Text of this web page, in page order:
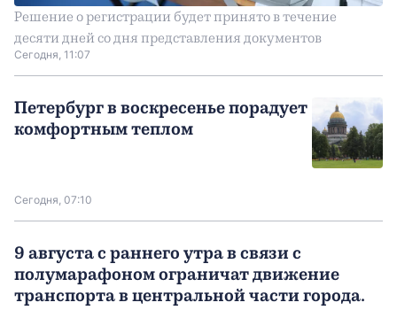
Решение о регистрации будет принято в течение
десяти дней со дня представления документов
Сегодня, 11:07
Петербург в воскресенье порадует
комфортным теплом
Сегодня, 07:10
9 августа с раннего утра в связи с
полумарафоном ограничат движение
транспорта в центральной части города.